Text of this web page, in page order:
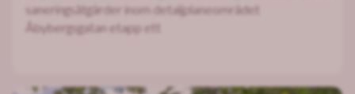
saneringsåtgärder inom detaljplaneområdet
Åbybergsgatan etapp ett